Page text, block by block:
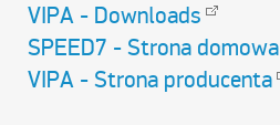
VIPA - Downloads
SPEED7 - Strona domowa
VIPA - Strona producenta